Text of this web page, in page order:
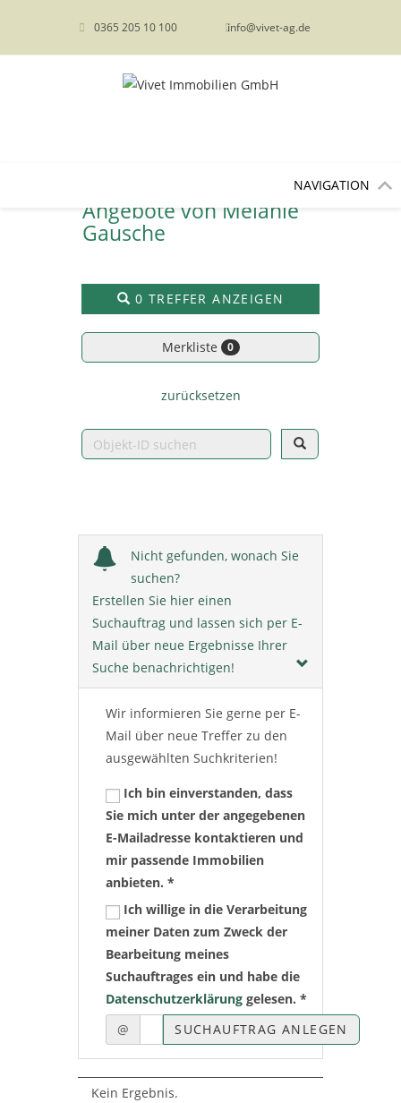
0365 205 10 100 info@vivet-ag.de
NAVIGATION
Angebote von Melanie
Gausche
0 TREFFER ANZEIGEN
Merkliste 0
zurücksetzen
Nicht gefunden, wonach Sie
suchen?
Erstellen Sie hier einen
Suchauftrag und lassen sich per E-
Mail über neue Ergebnisse Ihrer
Suche benachrichtigen!
Wir informieren Sie gerne per E-
Mail über neue Treffer zu den
ausgewählten Suchkriterien!
Ich bin einverstanden, dass
Sie mich unter der angegebenen
E-Mailadresse kontaktieren und
mir passende Immobilien
anbieten. *
Ich willige in die Verarbeitung
meiner Daten zum Zweck der
Bearbeitung meines
Suchauftrages ein und habe die
Datenschutzerklärung gelesen. *
@
SUCHAUFTRAG ANLEGEN
Kein Ergebnis.